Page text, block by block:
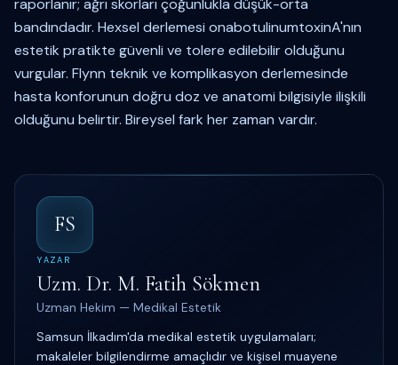
raporlanır; ağrı skorları çoğunlukla düşük-orta
bandındadır. Hexsel derlemesi onabotulinumtoxinA'nın
estetik pratikte güvenli ve tolere edilebilir olduğunu
vurgular. Flynn teknik ve komplikasyon derlemesinde
hasta konforunun doğru doz ve anatomi bilgisiyle ilişkili
olduğunu belirtir. Bireysel fark her zaman vardır.
FS
YAZAR
Uzm. Dr. M. Fatih Sökmen
Uzman Hekim — Medikal Estetik
Samsun İlkadım'da medikal estetik uygulamaları;
makaleler bilgilendirme amaçlıdır ve kişisel muayene